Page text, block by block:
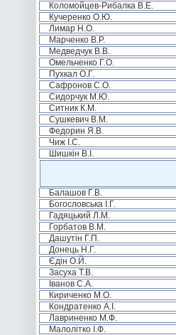
Коломойцев-Рибалка В.Е.
Кучеренко О.Ю.
Лимар Н.О.
Марченко В.Р.
Медведчук В.В.
Омельченко Г.О.
Пухкал О.Г.
Сафронов С.О.
Сидорчук М.Ю.
Ситник К.М.
Сушкевич В.М.
Федорин Я.В.
Чиж І.С.
Шишкін В.І.
Балашов Г.В.
Богословська І.Г.
Гадяцький Л.М.
Горбатов В.М.
Дашутін Г.П.
Донець Н.Г.
Єдін О.Й.
Засуха Т.В.
Іванов С.А.
Кириченко М.О.
Кондратенко А.І.
Лавриненко М.Ф.
Малолітко І.Ф.